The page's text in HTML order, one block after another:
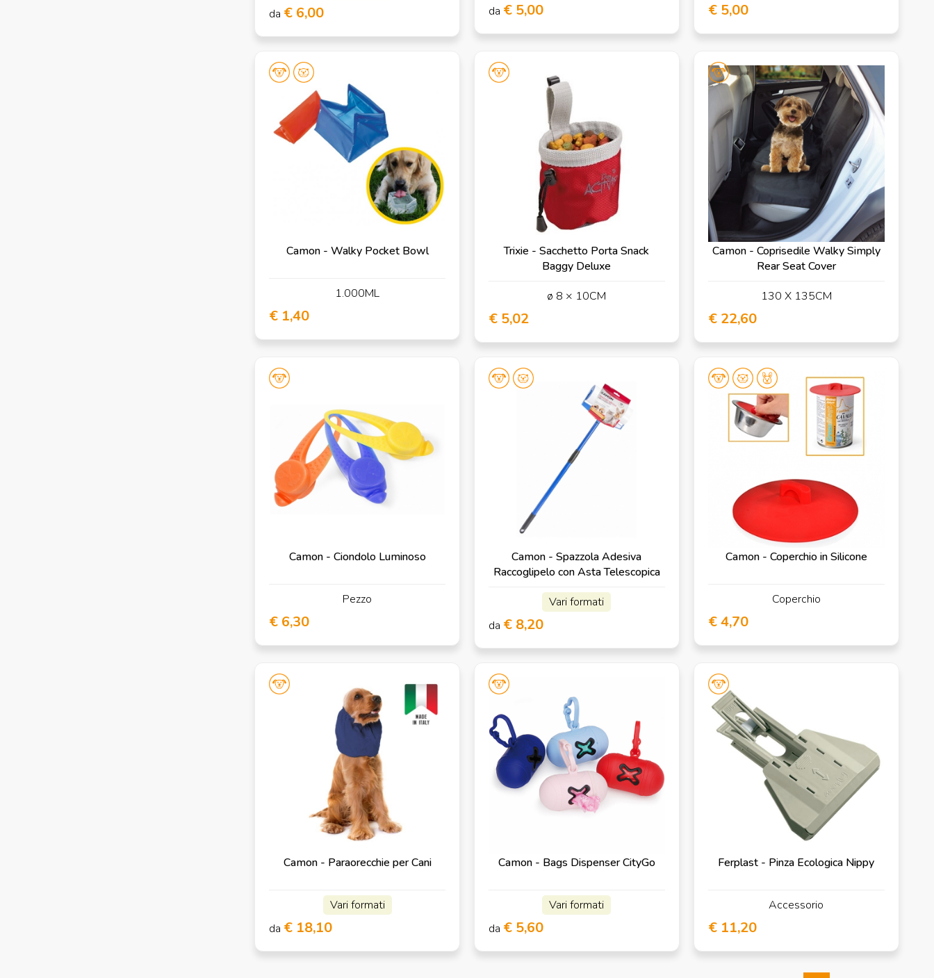
da € 6,00
da € 5,00 € 5,00
Camon - Walky Pocket Bowl
1.000ML
€ 1,40
Trixie - Sacchetto Porta Snack
Baggy Deluxe
ø 8 × 10CM
€ 5,02
Camon - Coprisedile Walky Simply
Rear Seat Cover
130 X 135CM
€ 22,60
Camon - Ciondolo Luminoso
Pezzo
€ 6,30
Camon - Spazzola Adesiva
Raccoglipelo con Asta Telescopica
Vari formati
da € 8,20
Camon - Coperchio in Silicone
Coperchio
€ 4,70
Camon - Paraorecchie per Cani
Vari formati
da € 18,10
Camon - Bags Dispenser CityGo
Vari formati
da € 5,60
Ferplast - Pinza Ecologica Nippy
Accessorio
€ 11,20